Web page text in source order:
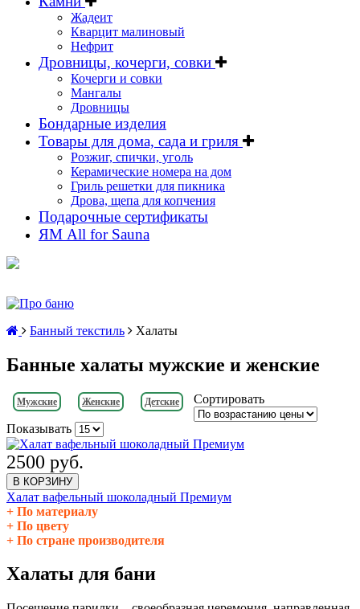
Жадеит
Кварцит малиновый
Нефрит
Дровницы, кочерги, совки
Кочерги и совки
Мангалы
Дровницы
Бондарные изделия
Товары для дома, сада и гриля
Розжиг, спички, уголь
Керамические номера на дом
Гриль решетки для пикника
Дрова, щепа для копчения
Подарочные сертификаты
ЯМ All for Sauna
Банный текстиль Халаты
Банные халаты мужские и женские
Мужские Женские Детские Сортировать
Показывать
2500 руб.
В КОРЗИНУ
Халат вафельный шоколадный Премиум
По материалу
По цвету
По стране производителя
Халаты для бани